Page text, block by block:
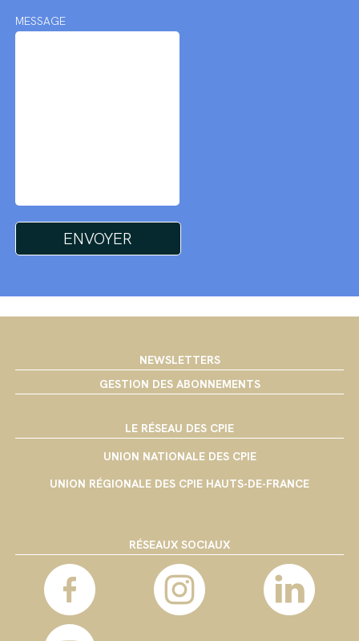
MESSAGE
NEWSLETTERS
GESTION DES ABONNEMENTS
LE RÉSEAU DES CPIE
UNION NATIONALE DES CPIE
UNION RÉGIONALE DES CPIE HAUTS-DE-FRANCE
RÉSEAUX SOCIAUX